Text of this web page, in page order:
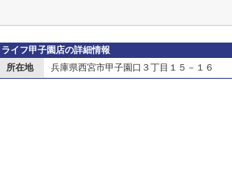
ライフ甲子園店の詳細情報
所在地
兵庫県西宮市甲子園口３丁目１５－１６